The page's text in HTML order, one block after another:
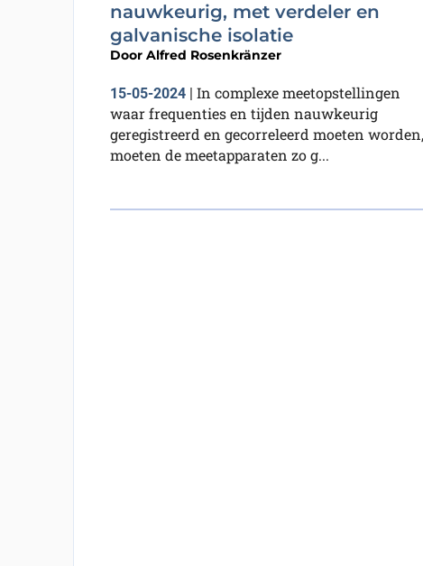
nauwkeurig, met verdeler en
galvanische isolatie
Door Alfred Rosenkränzer
15-05-2024| In complexe meetopstellingen
waar frequenties en tijden nauwkeurig
geregistreerd en gecorreleerd moeten worden,
moeten de meetapparaten zo g...